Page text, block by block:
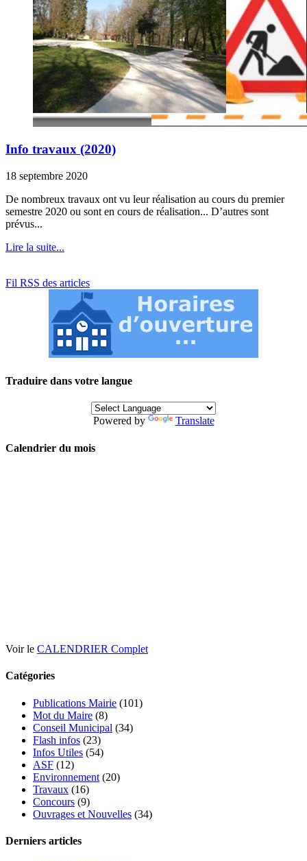
Info travaux (2020)
18 septembre 2020
De nombreux travaux ont vu leur réalisation au cours du premier
semestre 2020 ou sont en cours de réalisation... D’autres sont
prévus...
Lire la suite...
Fil RSS des articles
Traduire dans votre langue
Powered by Translate
Calendrier du mois
Voir le CALENDRIER Complet
Catégories
Publications Mairie (101)
Mot du Maire (8)
Conseil Municipal (34)
Flash infos (23)
Infos Utiles (54)
ASF (12)
Environnement (20)
Travaux (16)
Concours (9)
Ouvrages et Nouvelles (34)
Derniers articles